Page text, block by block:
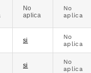
No
aplica
No
aplica
si
No
aplica
si
No
aplica